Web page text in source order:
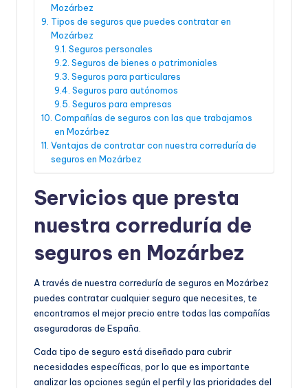
Mozárbez
Tipos de seguros que puedes contratar en
Mozárbez
Seguros personales
Seguros de bienes o patrimoniales
Seguros para particulares
Seguros para autónomos
Seguros para empresas
Compañías de seguros con las que trabajamos
en Mozárbez
Ventajas de contratar con nuestra correduría de
seguros en Mozárbez
Servicios que presta
nuestra correduría de
seguros en Mozárbez
A través de nuestra correduría de seguros en Mozárbez
puedes contratar cualquier seguro que necesites, te
encontramos el mejor precio entre todas las compañías
aseguradoras de España.
Cada tipo de seguro está diseñado para cubrir
necesidades específicas, por lo que es importante
analizar las opciones según el perfil y las prioridades del